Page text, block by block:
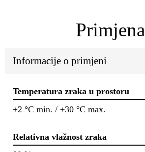
Primjena
Informacije o primjeni
Temperatura zraka u prostoru
+2 °C min. / +30 °C max.
Relativna vlažnost zraka